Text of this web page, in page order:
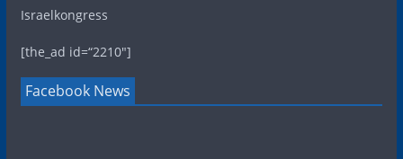
Israelkongress
[the_ad id=“2210″]
Facebook News